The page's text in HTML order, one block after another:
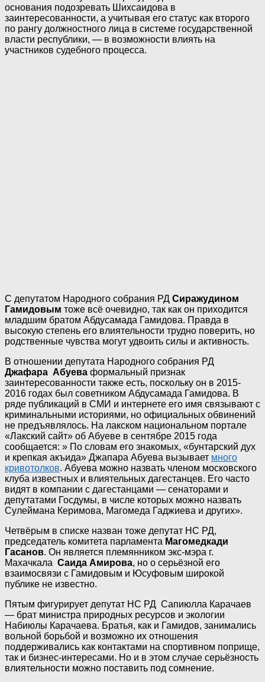
основания подозревать Шихсаидова в
заинтересованности, а учитывая его статус как второго
по рангу должностного лица в системе государственной
власти республики, — в возможности влиять на
участников судебного процесса.
С депутатом Народного собрания РД Сиражудином
Гамидовым тоже всё очевидно, так как он приходится
младшим братом Абдусамада Гамидова. Правда в
высокую степень его влиятельности трудно поверить, но
родственные чувства могут удвоить силы и активность.
В отношении депутата Народного собрания РД
Джафара Абуева формальный признак
заинтересованности также есть, поскольку он в 2015-
2016 годах был советником Абдусамада Гамидова. В
ряде публикаций в СМИ и интернете его имя связывают с
криминальными историями, но официальных обвинений
не предъявлялось. На лакском национальном портале
«Лакский сайт» об Абуеве в сентябре 2015 года
сообщается: » По словам его знакомых, «бунтарский дух
и крепкая акъида» Джапара Абуева вызывает много
кривотолков. Абуева можно назвать членом московского
клуба известных и влиятельных дагестанцев. Его часто
видят в компании с дагестанцами — сенаторами и
депутатами Госдумы, в числе которых можно назвать
Сулеймана Керимова, Магомеда Гаджиева и других».
Четвёрым в списке назван тоже депутат НС РД,
председатель комитета парламента Магомедкади
Гасанов. Он является племянником экс-мэра г.
Махачкала Саида Амирова, но о серьёзной его
взаимосвязи с Гамидовым и Юсуфовым широкой
публике не известно.
Пятым фигурирует депутат НС РД Сапиюлла Карачаев
— брат министра природных ресурсов и экологии
Набиюлы Карачаева. Братья, как и Гамидов, занимались
вольной борьбой и возможно их отношения
поддерживались как контактами на спортивном поприще,
так и бизнес-интересами. Но и в этом случае серьёзность
влиятельности можно поставить под сомнение.